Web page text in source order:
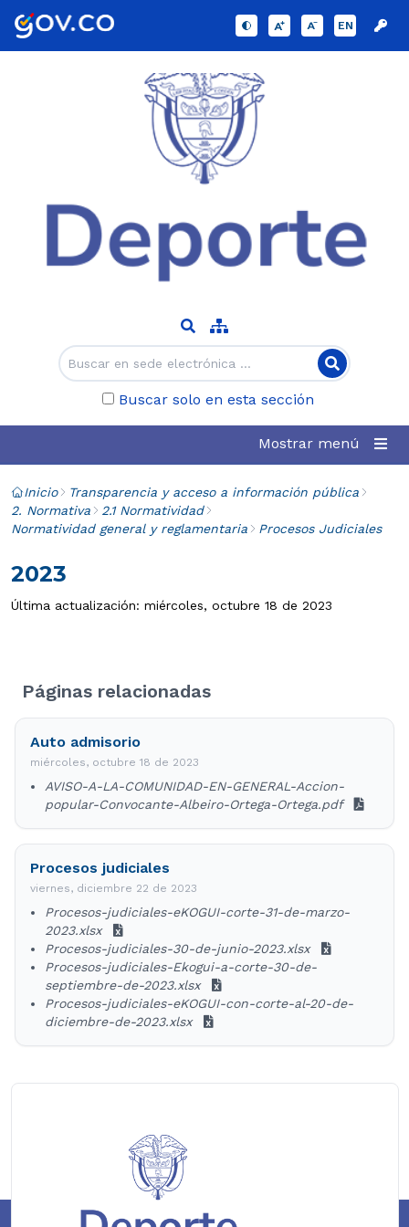
EN
Buscar solo en esta sección
Mostrar menú
Inicio
Transparencia y acceso a información pública
2. Normativa
2.1 Normatividad
Normatividad general y reglamentaria
Procesos Judiciales
2023
Última actualización: miércoles, octubre 18 de 2023
Páginas relacionadas
Auto admisorio
miércoles, octubre 18 de 2023
AVISO-A-LA-COMUNIDAD-EN-GENERAL-Accion-
popular-Convocante-Albeiro-Ortega-Ortega.pdf
Procesos judiciales
viernes, diciembre 22 de 2023
Procesos-judiciales-eKOGUI-corte-31-de-marzo-
2023.xlsx
Procesos-judiciales-30-de-junio-2023.xlsx
Procesos-judiciales-Ekogui-a-corte-30-de-
septiembre-de-2023.xlsx
Procesos-judiciales-eKOGUI-con-corte-al-20-de-
diciembre-de-2023.xlsx